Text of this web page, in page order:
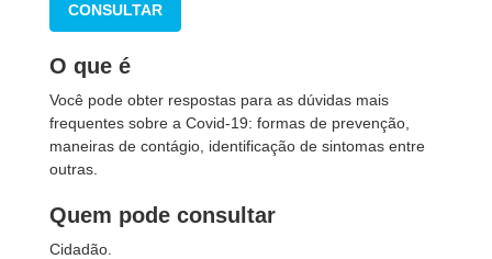
CONSULTAR
O que é
Você pode obter respostas para as dúvidas mais
frequentes sobre a Covid-19: formas de prevenção,
maneiras de contágio, identificação de sintomas entre
outras.
Quem pode consultar
Cidadão.